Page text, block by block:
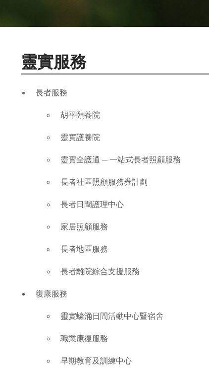
靈實服務
長者服務
胡平頤養院
靈實護養院
靈實全護通 — 一站式長者照顧服務
長者社區照顧服務券計劃
長者日間護理中心
家居照顧服務
長者地區服務
長者離院綜合支援服務
復康服務
靈實蠔涌日間活動中心暨宿舍
職業康復服務
早期教育及訓練中心